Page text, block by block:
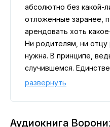
абсолютно без какой-
отложенные заранее,
арендовать хоть
Ни родителям, ни отцу
нужна. В принципе,
случившемся.
это попросить свою
видела всего дважды
развернуть
Аудиокнига